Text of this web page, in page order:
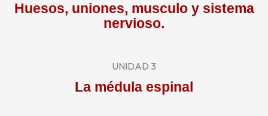
Huesos, uniones, musculo y sistema
nervioso.
UNIDAD 3
La médula espinal